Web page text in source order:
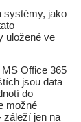
systémy, jako
uložené ve
Office 365
jsou data
do
možné
záleží jen na